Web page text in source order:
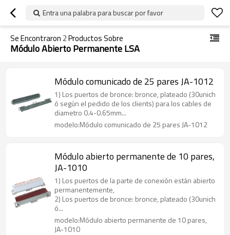
Entra una palabra para buscar por favor
Se Encontraron 2Productos Sobre
Módulo Abierto Permanente LSA
Módulo comunicado de 25 pares JA-1012
1) Los puertos de bronce: bronce, plateado (30unich
ó según el pedido de los clients) para los cables de
diametro 0.4-0.65mm...
modelo:Módulo comunicado de 25 pares JA-1012
Módulo abierto permanente de 10 pares,
JA-1010
1) Los puertos de la parte de conexión están abierto
permanentemente,
2) Los puertos de bronce: bronce, plateado (30unich
ó...
modelo:Módulo abierto permanente de 10 pares,
JA-1010